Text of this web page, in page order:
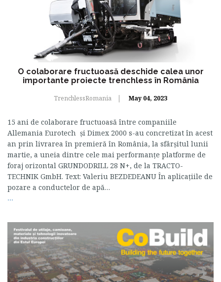
O colaborare fructuoasă deschide calea unor
importante proiecte trenchless în România
TrenchlessRomania May 04, 2023
15 ani de colaborare fructuoasă între companiile
Allemania Eurotech și Dimex 2000 s-au concretizat în acest
an prin livrarea în premieră în România, la sfârșitul lunii
martie, a uneia dintre cele mai performanțe platforme de
foraj orizontal GRUNDODRILL 28 N+, de la TRACTO-
TECHNIK GmbH. Text: Valeriu BEZDEDEANU În aplicațiile de
pozare a conductelor de apă…
...